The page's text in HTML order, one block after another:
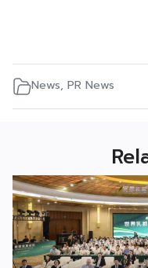
News, PR News